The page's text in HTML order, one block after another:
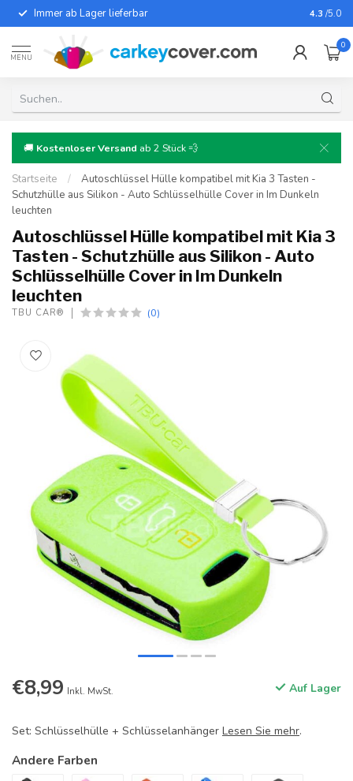
Immer ab Lager lieferbar Für fast
4.3 /5.0
MENU
0
🚚 Kostenloser Versand ab 2 Stück 💨
Startseite /
Autoschlüssel Hülle kompatibel mit Kia 3 Tasten -
Schutzhülle aus Silikon - Auto Schlüsselhülle Cover in Im Dunkeln
leuchten
Autoschlüssel Hülle kompatibel mit Kia 3
Tasten - Schutzhülle aus Silikon - Auto
Schlüsselhülle Cover in Im Dunkeln
leuchten
TBU CAR® (0)
€8,99 Inkl. MwSt. Auf Lager
Set: Schlüsselhülle + Schlüsselanhänger Lesen Sie mehr.
Andere Farben